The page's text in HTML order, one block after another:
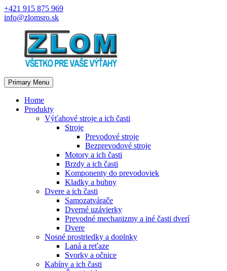
Skip
to
+421 915 875 969
info@zlomsro.sk
Primary Menu
Home
Produkty
Výťahové stroje a ich časti
Stroje
Prevodové stroje
Bezprevodové stroje
Motory a ich časti
Brzdy a ich časti
Komponenty do prevodoviek
Kladky a bubny
Dvere a ich časti
Samozatvárače
Dverné uzávierky
Prevodné mechanizmy a iné časti dverí
Dvere
Nosné prostriedky a doplnky
Laná a reťaze
Svorky a očnice
Kabíny a ich časti